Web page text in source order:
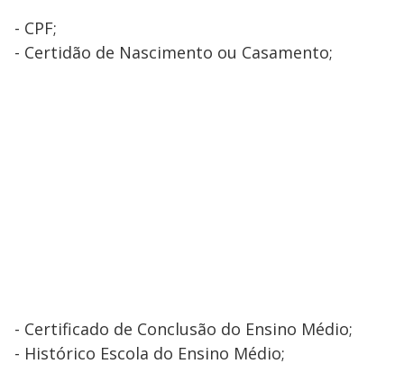
- CPF;
- Certidão de Nascimento ou Casamento;
- Certificado de Conclusão do Ensino Médio;
- Histórico Escola do Ensino Médio;